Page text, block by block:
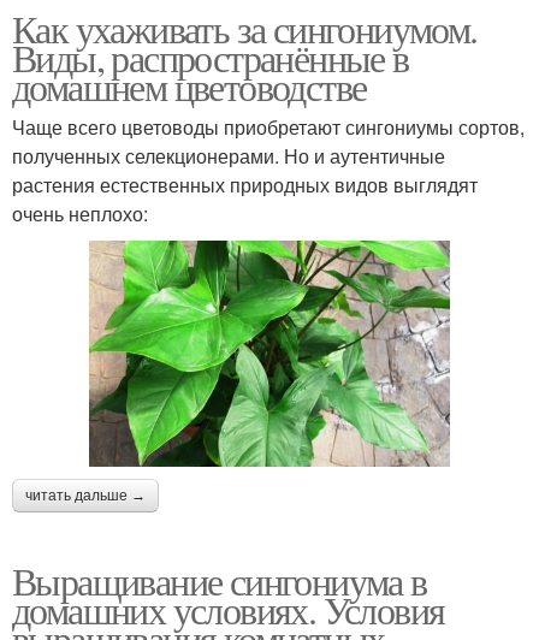
Как ухаживать за сингониумом.
Виды, распространённые в
домашнем цветоводстве
Чаще всего цветоводы приобретают сингониумы сортов,
полученных селекционерами. Но и аутентичные
растения естественных природных видов выглядят
очень неплохо:
читать дальше →
Выращивание сингониума в
домашних условиях. Условия